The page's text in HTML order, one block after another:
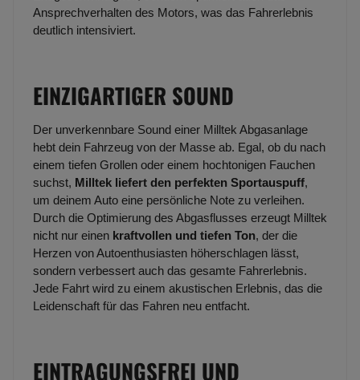
Ansprechverhalten des Motors, was das Fahrerlebnis
deutlich intensiviert.
EINZIGARTIGER SOUND
Der unverkennbare Sound einer Milltek Abgasanlage
hebt dein Fahrzeug von der Masse ab. Egal, ob du nach
einem tiefen Grollen oder einem hochtonigen Fauchen
suchst, Milltek liefert den perfekten Sportauspuff,
um deinem Auto eine persönliche Note zu verleihen.
Durch die Optimierung des Abgasflusses erzeugt Milltek
nicht nur einen kraftvollen und tiefen Ton, der die
Herzen von Autoenthusiasten höherschlagen lässt,
sondern verbessert auch das gesamte Fahrerlebnis.
Jede Fahrt wird zu einem akustischen Erlebnis, das die
Leidenschaft für das Fahren neu entfacht.
EINTRAGUNGSFREI UND